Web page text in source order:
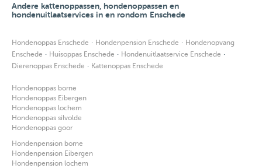
Andere kattenoppassen, hondenoppassen en
hondenuitlaatservices in en rondom Enschede
Hondenoppas Enschede · Hondenpension Enschede · Hondenopvang
Enschede · Huisoppas Enschede · Hondenuitlaatservice Enschede ·
Dierenoppas Enschede · Kattenoppas Enschede
Hondenoppas borne
Hondenoppas Eibergen
Hondenoppas lochem
Hondenoppas silvolde
Hondenoppas goor
Hondenpension borne
Hondenpension Eibergen
Hondenpension lochem